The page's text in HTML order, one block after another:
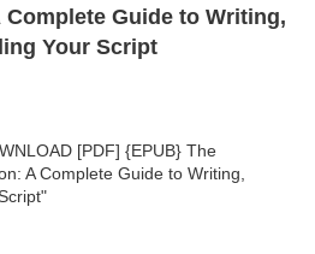
Guide to Writing,
Your Script